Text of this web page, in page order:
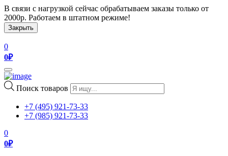
В связи с нагрузкой сейчас обрабатываем заказы только от
2000р. Работаем в штатном режиме!
Закрыть
0
0₽
Toggle
navigation
Поиск товаров
+7 (495) 921-73-33
+7 (985) 921-73-33
0
0₽